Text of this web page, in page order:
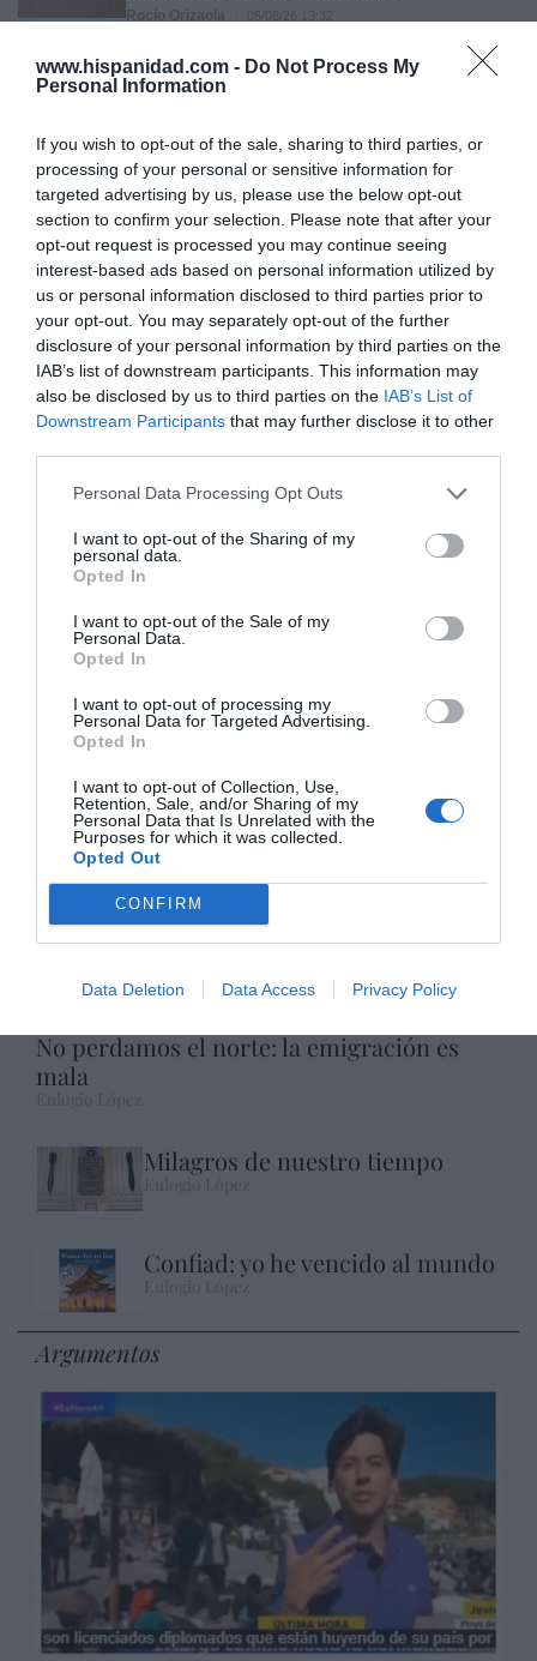
www.hispanidad.com - Do Not Process My
Personal Information
If you wish to opt-out of the sale, sharing to third parties, or
processing of your personal or sensitive information for
targeted advertising by us, please use the below opt-out
section to confirm your selection. Please note that after your
opt-out request is processed you may continue seeing
interest-based ads based on personal information utilized by
us or personal information disclosed to third parties prior to
your opt-out. You may separately opt-out of the further
disclosure of your personal information by third parties on the
IAB’s list of downstream participants. This information may
also be disclosed by us to third parties on the IAB’s List of
Downstream Participants that may further disclose it to other
Personal Data Processing Opt Outs
I want to opt-out of the Sharing of my
personal data.
Opted In
I want to opt-out of the Sale of my
Personal Data.
Opted In
I want to opt-out of processing my
Personal Data for Targeted Advertising.
Opted In
I want to opt-out of Collection, Use,
Retention, Sale, and/or Sharing of my
Personal Data that Is Unrelated with the
Purposes for which it was collected.
Opted Out
CONFIRM
Data Deletion Data Access Privacy Policy
historia, de poner la verdadera, de
desmontar la falsificación, es un trabajo
cristiano"
por Hispanidad
Artículos anteriores
DIARIO DE LA CORRUPCIÓN SANCHISTA
Diario de la corrupción sanchista. Bolaños
se reunió en el año 2025 hasta seis veces
con Zapatero, mientras se desarrollaba la
Plus Ultra
por Redacción
Artículos anteriores
Enormes minucias
por Eulogio López
No perdamos el norte: la emigración es
mala
Milagros de nuestro tiempo
Confiad: yo he vencido al mundo
Argumentos